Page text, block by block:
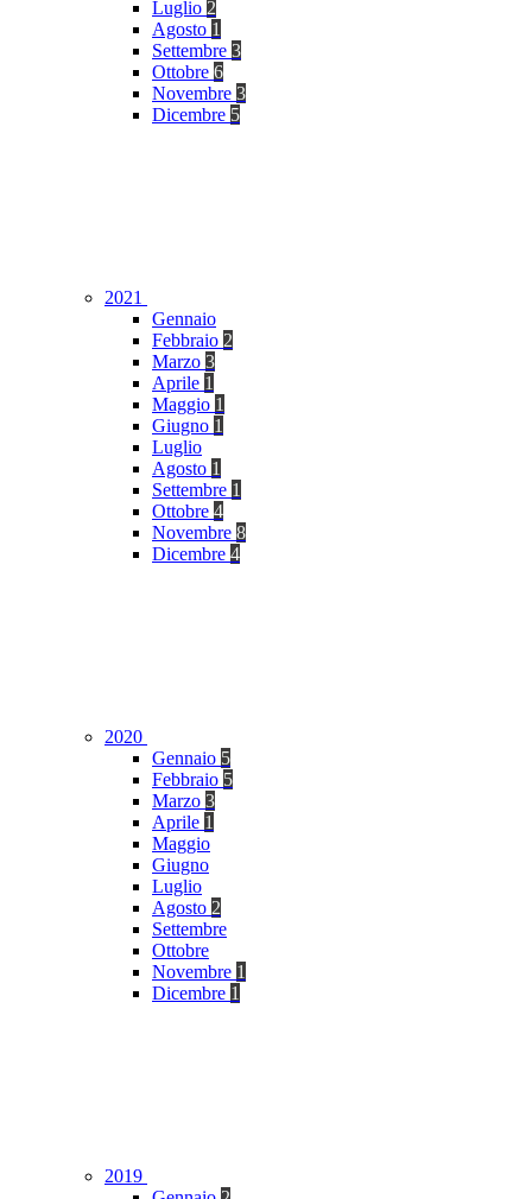
Luglio 2
Agosto 1
Settembre 3
Ottobre 6
Novembre 3
Dicembre 5
2021
Gennaio
Febbraio 2
Marzo 3
Aprile 1
Maggio 1
Giugno 1
Luglio
Agosto 1
Settembre 1
Ottobre 4
Novembre 8
Dicembre 4
2020
Gennaio 5
Febbraio 5
Marzo 3
Aprile 1
Maggio
Giugno
Luglio
Agosto 2
Settembre
Ottobre
Novembre 1
Dicembre 1
2019